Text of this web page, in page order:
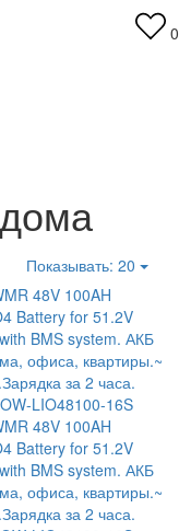
0
Показывать: 20